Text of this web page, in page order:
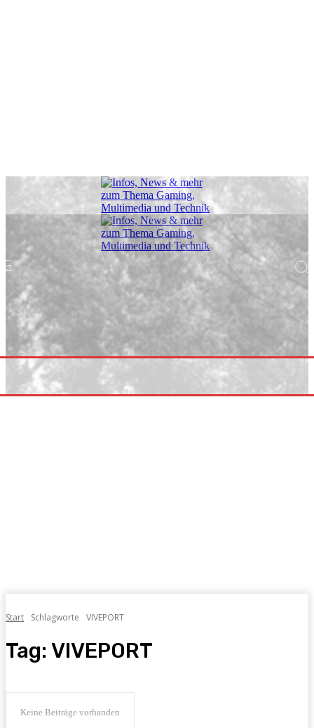
Start Schlagworte VIVEPORT
Tag: VIVEPORT
Keine Beiträge vorhanden